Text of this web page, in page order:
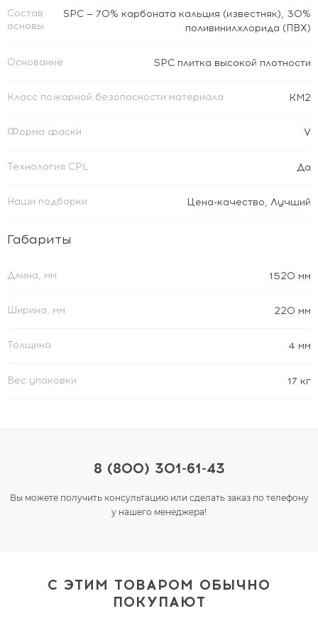
Состав
основы
SPC — 70% карбоната кальция (известняк), 30%
поливинилхлорида (ПВХ)
Основание SPC плитка высокой плотности
Класс пожарной безопасности материала КМ2
Форма фаски V
Технология CPL Да
Наши подборки Цена-качество, Лучший
Габариты
Длина, мм 1520 мм
Ширина, мм 220 мм
Толщина 4 мм
Вес упаковки 17 кг
8 (800) 301-61-43
Вы можете получить консультацию или сделать заказ по телефону
у нашего менеджера!
С ЭТИМ ТОВАРОМ ОБЫЧНО
ПОКУПАЮТ